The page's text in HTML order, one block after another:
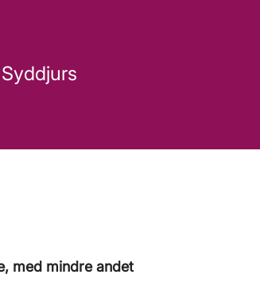
med mindre andet